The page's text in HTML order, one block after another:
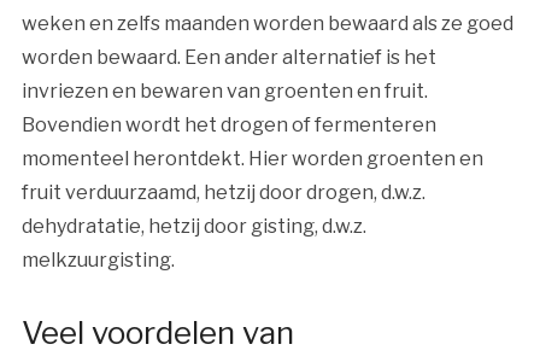
weken en zelfs maanden worden bewaard als ze goed
worden bewaard. Een ander alternatief is het
invriezen en bewaren van groenten en fruit.
Bovendien wordt het drogen of fermenteren
momenteel herontdekt. Hier worden groenten en
fruit verduurzaamd, hetzij door drogen, d.w.z.
dehydratatie, hetzij door gisting, d.w.z.
melkzuurgisting.
Veel voordelen van